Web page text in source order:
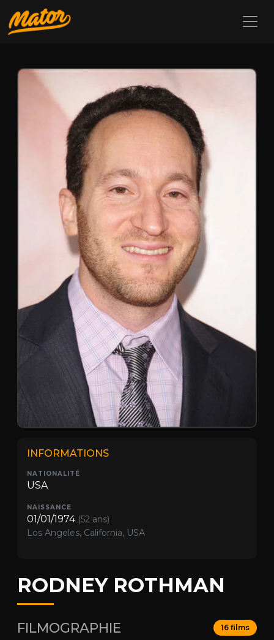
INFORMATIONS
NATIONALITÉ
USA
NAISSANCE
01/01/1974 (52 ans)
Los Angeles, California, USA
RODNEY ROTHMAN
FILMOGRAPHIE 16 films